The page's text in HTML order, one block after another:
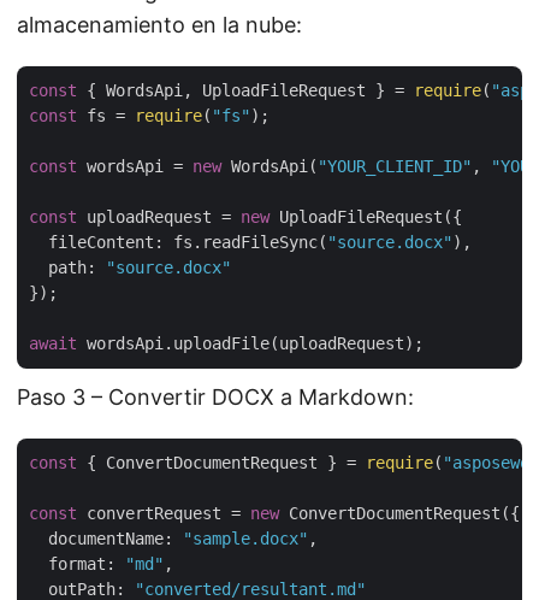
almacenamiento en la nube:
const { WordsApi, UploadFileRequest } = require(
const fs = require( "fs" );
const wordsApi = new WordsApi( "YOUR_CLIENT_ID" ,
const uploadRequest = new UploadFileRequest({
fileContent : fs.readFileSync( "source.docx" ),
path:
"source.docx"
});
await
Paso 3 – Convertir DOCX a Markdown:
const { ConvertDocumentRequest } = require(
const convertRequest = new ConvertDocumentRequest({
documentName: "sample.docx" ,
format : "md" ,
outPath:
"converted/resultant.md"